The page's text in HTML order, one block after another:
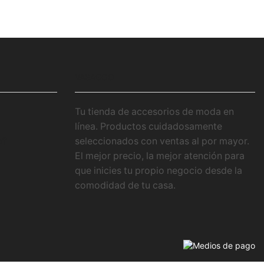
Tu tienda de accesorios de moda en
línea. Productos cuidadosamente
seleccionados con ventas al por mayor.
El mejor precio, la mejor atención para
que inicies tu propio negocio desde la
comodidad de tu casa.